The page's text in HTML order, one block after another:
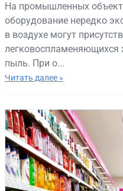
На промышленных
оборудование нередко
в воздухе могут
легковоспламеняющихся
пыль. При о...
Читать далее »